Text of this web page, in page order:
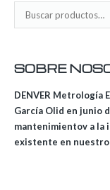
SOBRE
DENVER Metrología
García Olid en junio
mantenimientov a
existente en nuestro